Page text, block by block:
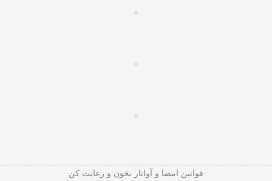
قوانین امضا و آواتار بخون و رعایت کن